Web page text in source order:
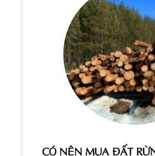
CÓ NÊN MUA ĐẤT